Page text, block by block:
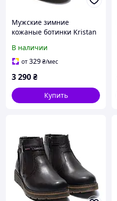
Мужские зимние
кожаные ботинки Kristan
ботинки из натуральной
кожи
В наличии
от329₴/мес
3 290₴
Купить